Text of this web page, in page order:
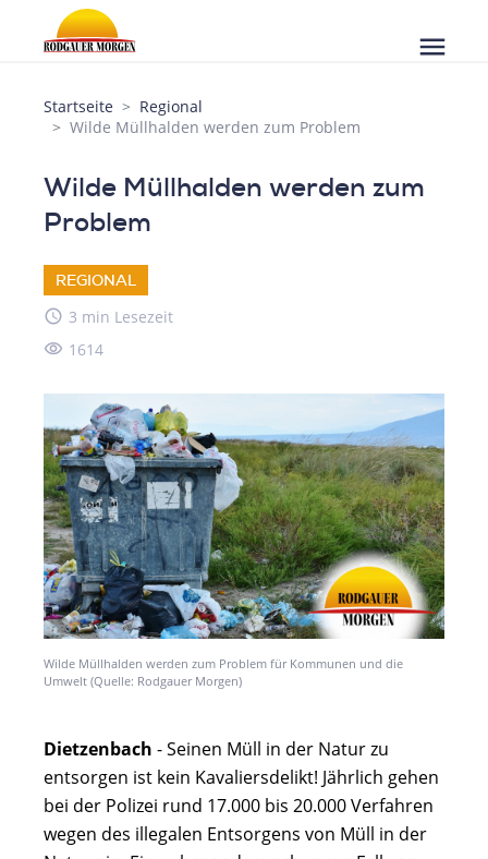
menu
Startseite
Regional
Wilde Müllhalden werden zum Problem
Wilde Müllhalden werden zum
Problem
REGIONAL
access_time 3 min Lesezeit
visibility 1614
Wilde Müllhalden werden zum Problem für Kommunen und die
Umwelt (Quelle: Rodgauer Morgen)
Dietzenbach - Seinen Müll in der Natur zu
entsorgen ist kein Kavaliersdelikt! Jährlich gehen
bei der Polizei rund 17.000 bis 20.000 Verfahren
wegen des illegalen Entsorgens von Müll in der